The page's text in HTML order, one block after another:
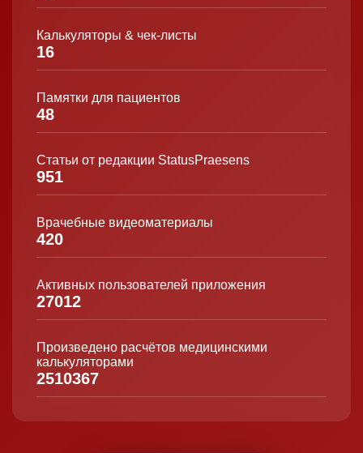
Калькуляторы & чек-листы
16
Памятки для пациентов
48
Статьи от редакции StatusPraesens
951
Врачебные видеоматериалы
420
Активных пользователей приложения
27012
Произведено расчётов медицинскими
калькуляторами
2510367